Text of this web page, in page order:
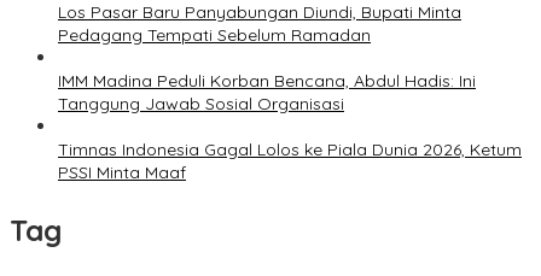
Los Pasar Baru Panyabungan Diundi, Bupati Minta
Pedagang Tempati Sebelum Ramadan
IMM Madina Peduli Korban Bencana, Abdul Hadis: Ini
Tanggung Jawab Sosial Organisasi
Timnas Indonesia Gagal Lolos ke Piala Dunia 2026, Ketum
PSSI Minta Maaf
Tag